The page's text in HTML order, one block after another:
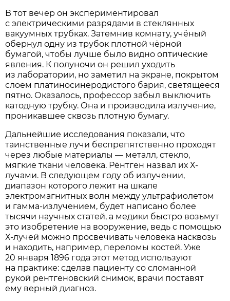
В тот вечер он экспериментировал
с электрическими разрядами в стеклянных
вакуумных трубках. Затемнив комнату, учёный
обернул одну из трубок плотной чёрной
бумагой, чтобы лучше было видно оптические
явления. К полуночи он решил уходить
из лаборатории, но заметил на экране, покрытом
слоем платиносинеродистого бария, светящееся
пятно. Оказалось, профессор забыл выключить
катодную трубку. Она и производила излучение,
проникавшее сквозь плотную бумагу.
Дальнейшие исследования показали, что
таинственные лучи беспрепятственно проходят
через любые материалы — металл, стекло,
мягкие ткани человека. Рёнтген назвал их Х-
лучами. В следующем году об излучении,
диапазон которого лежит на шкале
электромагнитных волн между ультрафиолетом
и гамма-излучением, будет написано более
тысячи научных статей, а медики быстро возьмут
это изобретение на вооружение, ведь с помощью
Х-лучей можно просвечивать человека насквозь
и находить, например, переломы костей. Уже
20 января 1896 года этот метод используют
на практике: сделав пациенту со сломанной
рукой рентгеновский снимок, врачи поставят
ему верный диагноз.